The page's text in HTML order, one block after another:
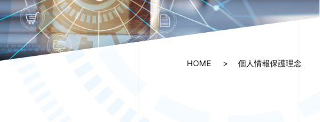
HOME 個人情報保護理念